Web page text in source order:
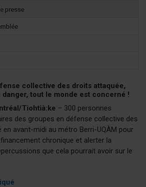
presse
collective des droits attaquée,
tout le monde est concerné !
Tiohtià:ke – 300 personnes
des groupes en défense collective des
avant-midi au métro Berri-UQÀM pour
chronique et alerter la
que cela pourrait avoir sur le